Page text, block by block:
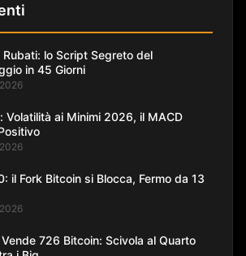
Rubati: lo Script Segreto del
in 45 Giorni
Volatilità ai Minimi 2026, il MACD
il Fork Bitcoin si Blocca, Fermo da 13
726 Bitcoin: Scivola al Quarto